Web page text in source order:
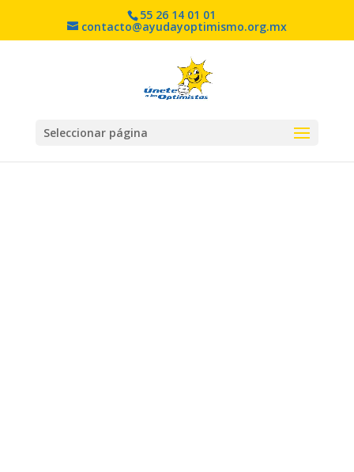
55 26 14 01 01
contacto@ayudayoptimismo.org.mx
Seleccionar página